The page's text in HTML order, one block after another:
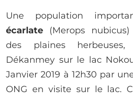
Une population
écarlate (Merops
des plaines
Dékanmey sur le lac
Janvier 2019 à 12h30 par
ONG en visite sur le lac.